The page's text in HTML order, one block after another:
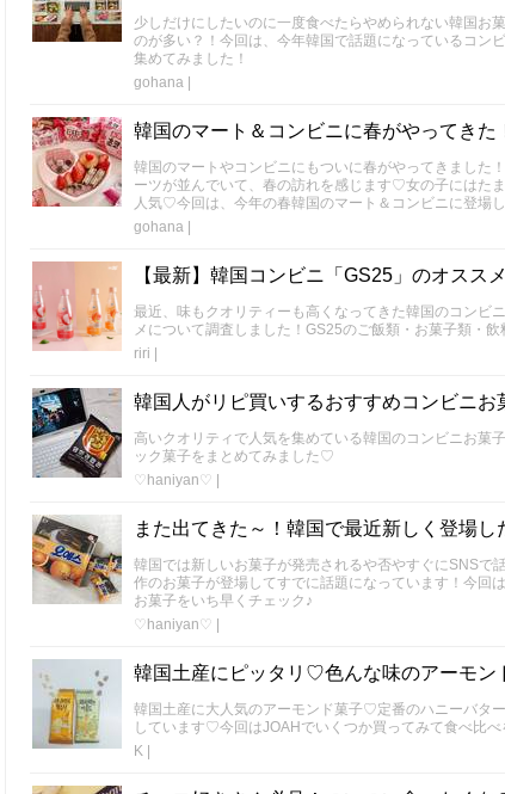
少しだけにしたいのに一度食べたらやめられない韓国お
のが多い？！今回は、今年韓国で話題になっているコン
集めてみました！
gohana|
韓国のマート＆コンビニに春がやってき
韓国のマートやコンビニにもついに春がやってきました
ーツが並んでいて、春の訪れを感じます♡女の子にはた
人気♡今回は、今年の春韓国のマート＆コンビニに登場
gohana|
【最新】韓国コンビニ「GS25」のオスス
最近、味もクオリティーも高くなってきた韓国のコン
メについて調査しました！GS25のご飯類・お菓子類・
riri
韓国人がリピ買いするおすすめコンビニ
高いクオリティで人気を集めている韓国のコンビニお菓
ック菓子をまとめてみました♡
♡haniyan♡
また出てきた～！韓国で最近新しく登場
韓国では新しいお菓子が発売されるや否やすぐにSNSで
作のお菓子が登場してすでに話題になっています！今回
お菓子をいち早くチェック♪
♡haniyan♡
韓国土産にピッタリ♡色んな味のアーモ
韓国土産に大人気のアーモンド菓子♡定番のハニーバタ
しています♡今回はJOAHでいくつか買ってみて食べ比べ
K|